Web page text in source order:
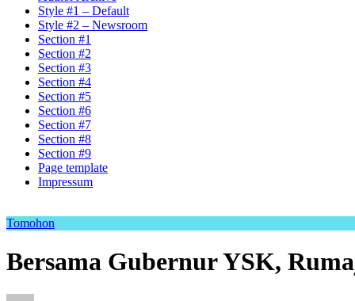
Style #1 – Default
Style #2 – Newsroom
Section #1
Section #2
Section #3
Section #4
Section #5
Section #6
Section #7
Section #8
Section #9
Page template
Impressum
Tomohon
Bersama Gubernur YSK,